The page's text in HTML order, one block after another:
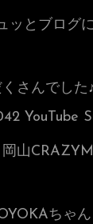
ッとブログ
さんでした
YouTube
岡山
ちゃ